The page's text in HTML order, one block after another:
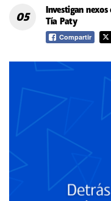
Investigan
Tía Paty
Compartir